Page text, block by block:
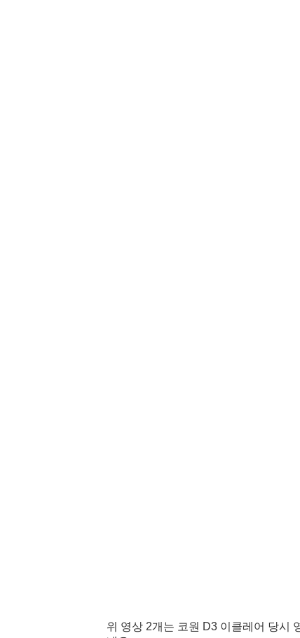
위 영상 2개는 코원 D3 이클레어 당시